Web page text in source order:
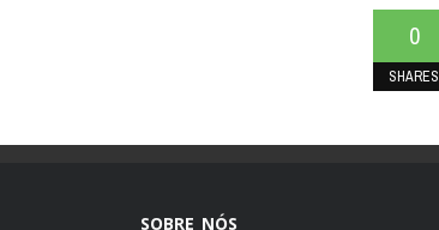
0
SHARES
SOBRE NÓS